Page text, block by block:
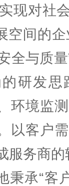
现对社
空间的
全与质
研发
环境监
以客户
服务商的
秉承“客